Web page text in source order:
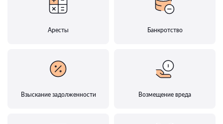
Аресты Банкротство
Взыскание задолженности Возмещение вреда